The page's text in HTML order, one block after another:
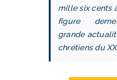
mille six cents
figure
grande
chrétiens du